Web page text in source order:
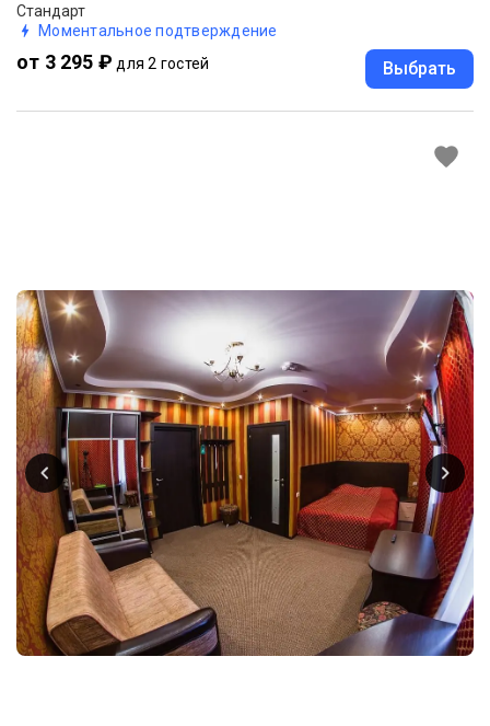
Стандарт
Моментальное подтверждение
от 3 295 ₽ для 2 гостей Выбрать